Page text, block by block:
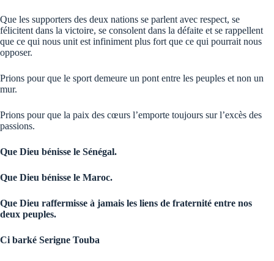
Que les supporters des deux nations se parlent avec respect, se
félicitent dans la victoire, se consolent dans la défaite et se rappellent
que ce qui nous unit est infiniment plus fort que ce qui pourrait nous
opposer.
Prions pour que le sport demeure un pont entre les peuples et non un
mur.
Prions pour que la paix des cœurs l’emporte toujours sur l’excès des
passions.
Que Dieu bénisse le Sénégal.
Que Dieu bénisse le Maroc.
Que Dieu raffermisse à jamais les liens de fraternité entre nos
deux peuples.
Ci barké Serigne Touba